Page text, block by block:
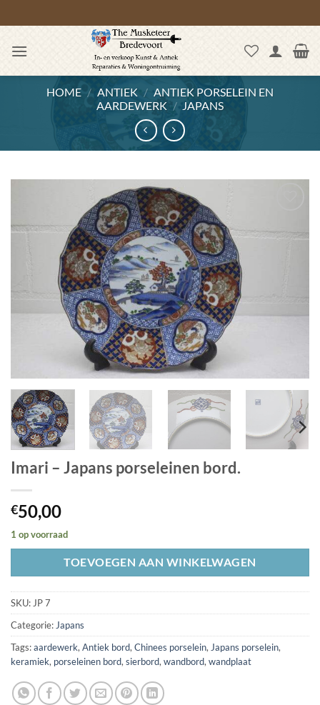
naar
inhoud
HOME / ANTIEK / ANTIEK PORSELEIN EN
AARDEWERK / JAPANS
aan
Imari – Japans porseleinen bord.
€50,00
1 op voorraad
TOEVOEGEN AAN WINKELWAGEN
SKU: JP 7
Categorie: Japans
Tags:aardewerk, Antiek bord, Chinees porselein, Japans porselein,
keramiek, porseleinen bord, sierbord, wandbord, wandplaat